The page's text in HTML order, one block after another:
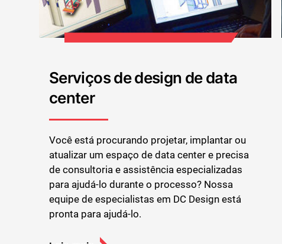
Serviços de design de data
center
Você está procurando projetar, implantar ou
atualizar um espaço de data center e precisa
de consultoria e assistência especializadas
para ajudá-lo durante o processo? Nossa
equipe de especialistas em DC Design está
pronta para ajudá-lo.